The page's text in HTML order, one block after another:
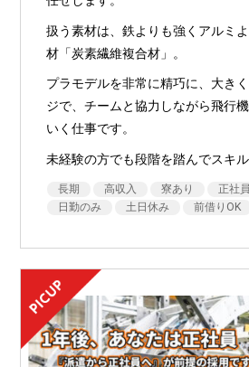
扱う素材は、鉄よりも強くアルミ
材「炭素繊維複合材」。
プラモデルを非常に精巧に、大き
ジで、チームと協力しながら飛行
いく仕事です。
未経験の方でも段階を踏んでスキ
長期 高収入 寮あり
正社
日勤のみ
土日休み 前借りOK